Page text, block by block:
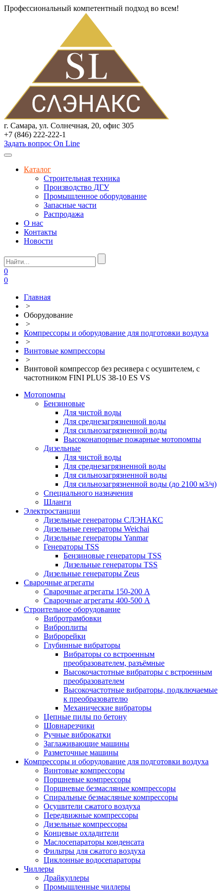
Профессиональный компетентный подход во всем!
г. Самара, ул. Солнечная, 20, офис 305
+7 (846) 222-222-1
Задать вопрос On Line
Каталог
Строительная техника
Производство ДГУ
Промышленное оборудование
Запасные части
Распродажа
О нас
Контакты
Новости
0
0
Главная
>
Оборудование
>
Компрессоры и оборудование для подготовки воздуха
>
Винтовые компрессоры
>
Винтовой компрессор без ресивера с осушителем, с
частотником FINI PLUS 38-10 ES VS
Мотопомпы
Бензиновые
Для чистой воды
Для среднезагрязненной воды
Для сильнозагрязненной воды
Высоконапорные пожарные мотопомпы
Дизельные
Для чистой воды
Для среднезагрязненной воды
Для сильнозагрязненной воды
Для сильнозагрязненной воды (до 2100 м3/ч)
Специального назначения
Шланги
Электростанции
Дизельные генераторы СЛЭНАКС
Дизельные генераторы Weichai
Дизельные генераторы Yanmar
Генераторы TSS
Бензиновые генераторы TSS
Дизельные генераторы TSS
Дизельные генераторы Zeus
Сварочные агрегаты
Сварочные агрегаты 150-200 А
Сварочные агрегаты 400-500 А
Строительное оборудование
Вибротрамбовки
Виброплиты
Виброрейки
Глубинные вибраторы
Вибраторы со встроенным
преобразователем, разъёмные
Высокочастотные вибраторы с встроенным
преобразователем
Высокочастотные вибраторы, подключаемые
к преобразователю
Механические вибраторы
Цепные пилы по бетону
Шовнарезчики
Ручные виброкатки
Заглаживающие машины
Разметочные машины
Компрессоры и оборудование для подготовки воздуха
Винтовые компрессоры
Поршневые компрессоры
Поршневые безмасляные компрессоры
Спиральные безмасляные компрессоры
Осушители сжатого воздуха
Передвижные компрессоры
Дизельные компрессоры
Концевые охладители
Маслосепараторы конденсата
Фильтры для сжатого воздуха
Циклонные водосепараторы
Чиллеры
Драйкуллеры
Промышленные чиллеры